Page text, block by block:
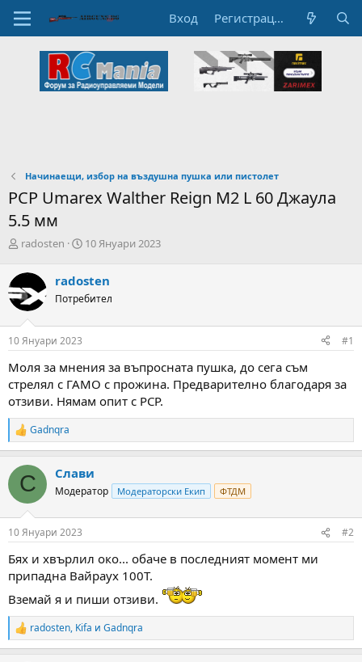
Вход Регистрация
Начинаещи, избор на въздушна пушка или пистолет
PCP Umarex Walther Reign M2 L 60 Джаула
5.5 мм
А
т
о
р
н
а
т
м
а
т
а
radosten
Н
а
л
а
т
а
10 Януари 2023
radosten
Потребител
10 Януари 2023 #1
Моля за мнения за въпросната пушка, до сега съм
стрелял с ГАМО с прожина. Предварително благодаря за
отзиви. Нямам опит с РСР.
R
e
c
i
s
Gadnqra
С Слави
Модератор Модераторски Екип ФТДМ
10 Януари 2023 #2
Бях и хвърлил око... обаче в последният момент ми
припадна Вайраух 100Т.
Вземай я и пиши отзиви.
R
e
radosten, Kifa и Gadnqra